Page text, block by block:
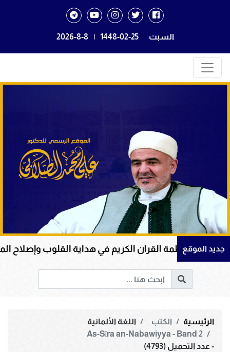
السبت 1448-02-25
|
2026-8-8
جديد الموقع
عظمة القرآن الكريم في هداية القلوب وإصلاح المجتمعات
الرئيسية الكتب
اللغة الألمانية
As-Sīra an-Nabawiyya - Band 2
- عدد التحميل (4793)